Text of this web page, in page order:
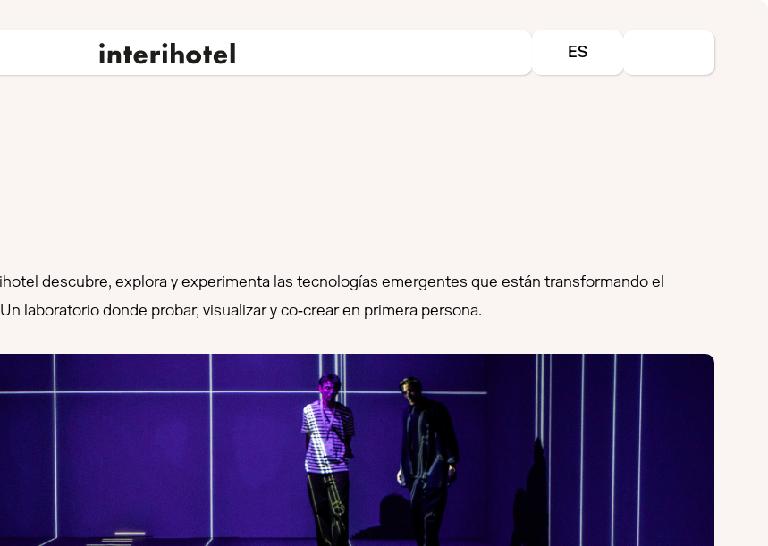
Seleccione su idioma
ES
descubre, explora y experimenta las tecnologías emergentes que están transformando el
laboratorio donde probar, visualizar y co‑crear en primera persona.